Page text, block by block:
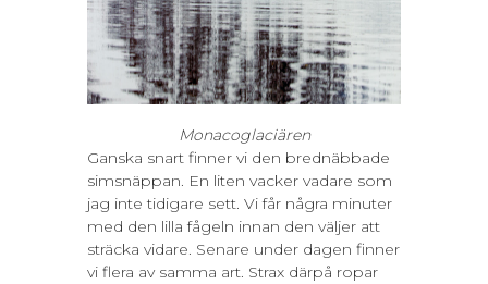
Monacoglaciären
Ganska snart finner vi den brednäbbade
simsnäppan. En liten vacker vadare som
jag inte tidigare sett. Vi får några minuter
med den lilla fågeln innan den väljer att
sträcka vidare. Senare under dagen finner
vi flera av samma art. Strax därpå ropar